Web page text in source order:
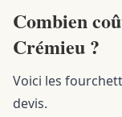
Combien
Crémieu ?
Voici les
devis.